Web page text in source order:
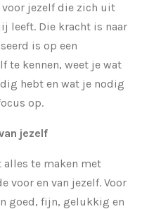
jezelf die zich uit
leeft. Die kracht is naar
is op een
te kennen, weet je wat
hebt en wat je nodig
op.
jezelf
te maken met
voor en van jezelf. Voor
goed, fijn, gelukkig en